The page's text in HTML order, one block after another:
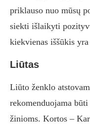
priklauso nuo mūsų
siekti išlaikyti
kiekvienas iššūkis
Liūtas
Liūto ženklo
rekomenduojama
žinioms. Kortos –